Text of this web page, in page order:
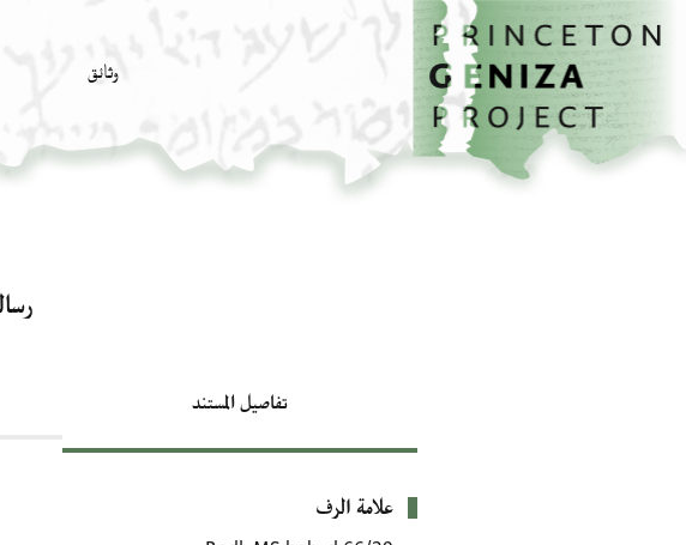
تخطي إلى المحتوى الرئيسي
الصفحة الرئيسية
وثائق
تفاصيل المستند
بيانات التعريف
علامة الرف